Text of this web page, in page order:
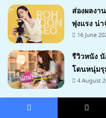
ส่องผลงา
พุ่งแรง น่า
16 June
7
รีวิวหนัง
โดนหนุ่มรุ
4 August